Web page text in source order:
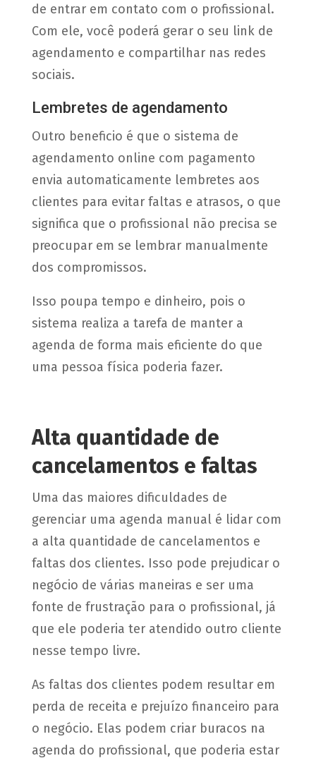
de entrar em contato com o profissional.
Com ele, você poderá gerar o seu link de
agendamento e compartilhar nas redes
sociais.
Lembretes de agendamento
Outro beneficio é que o sistema de
agendamento online com pagamento
envia automaticamente lembretes aos
clientes para evitar faltas e atrasos, o que
significa que o profissional não precisa se
preocupar em se lembrar manualmente
dos compromissos.
Isso poupa tempo e dinheiro, pois o
sistema realiza a tarefa de manter a
agenda de forma mais eficiente do que
uma pessoa física poderia fazer.
Alta quantidade de
cancelamentos e faltas
Uma das maiores dificuldades de
gerenciar uma agenda manual é lidar com
a alta quantidade de cancelamentos e
faltas dos clientes. Isso pode prejudicar o
negócio de várias maneiras e ser uma
fonte de frustração para o profissional, já
que ele poderia ter atendido outro cliente
nesse tempo livre.
As faltas dos clientes podem resultar em
perda de receita e prejuízo financeiro para
o negócio. Elas podem criar buracos na
agenda do profissional, que poderia estar